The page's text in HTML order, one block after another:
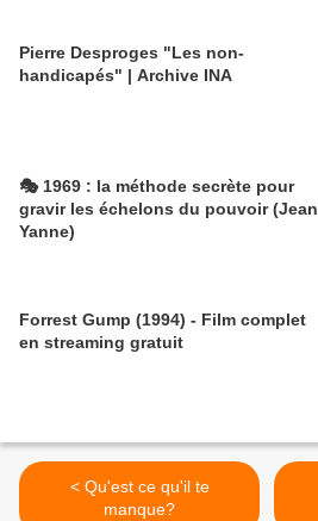
Pierre Desproges "Les non-
handicapés" | Archive INA
🎭 1969 : la méthode secrète pour
gravir les échelons du pouvoir (Jean
Yanne)
Forrest Gump (1994) - Film complet
en streaming gratuit
< Qu'est ce qu'il te
manque?